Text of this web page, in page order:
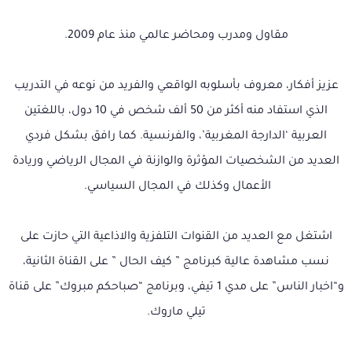
مقاول ومدرب ومحاضر عالمي منذ عام 2009.
عزيز أفكار، معروف بأسلوبه الواقعي والفريد من نوعه في التدريب
الذي استفاد منه أكثر من 50 ألف شخص في 10 دول، باللغتين
العربية ‘الدارجة المغربية’، والفرنسية. كما رافق بشكل فردي
العديد من الشخصيات المؤثرة والوازنة في المجال الرياضي وريادة
الأعمال وكذلك في المجال السياسي.
اشتغل مع العديد من القنوات التلفزية والاذاعية التي حازت على
نسب مشاهدة عالية كبرنامج ” كيف الحال ” على القناة الثانية،
و“اخبار الناس” على مدي 1 تيفي، وبرنامج “صباحكم مبروك” على قناة
تيلي ماروك.